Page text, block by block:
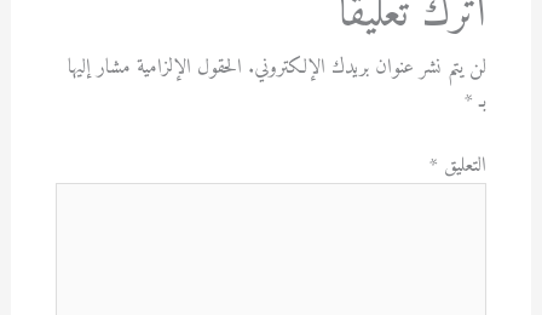
لن يتم نشر عنوان بريدك الإلكتروني. الحقول الإلزامية مشار إليها
بـ*
التعليق *